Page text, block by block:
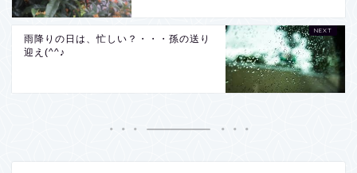
雨降りの日は、忙しい？・・・孫の送り
迎え(^^♪